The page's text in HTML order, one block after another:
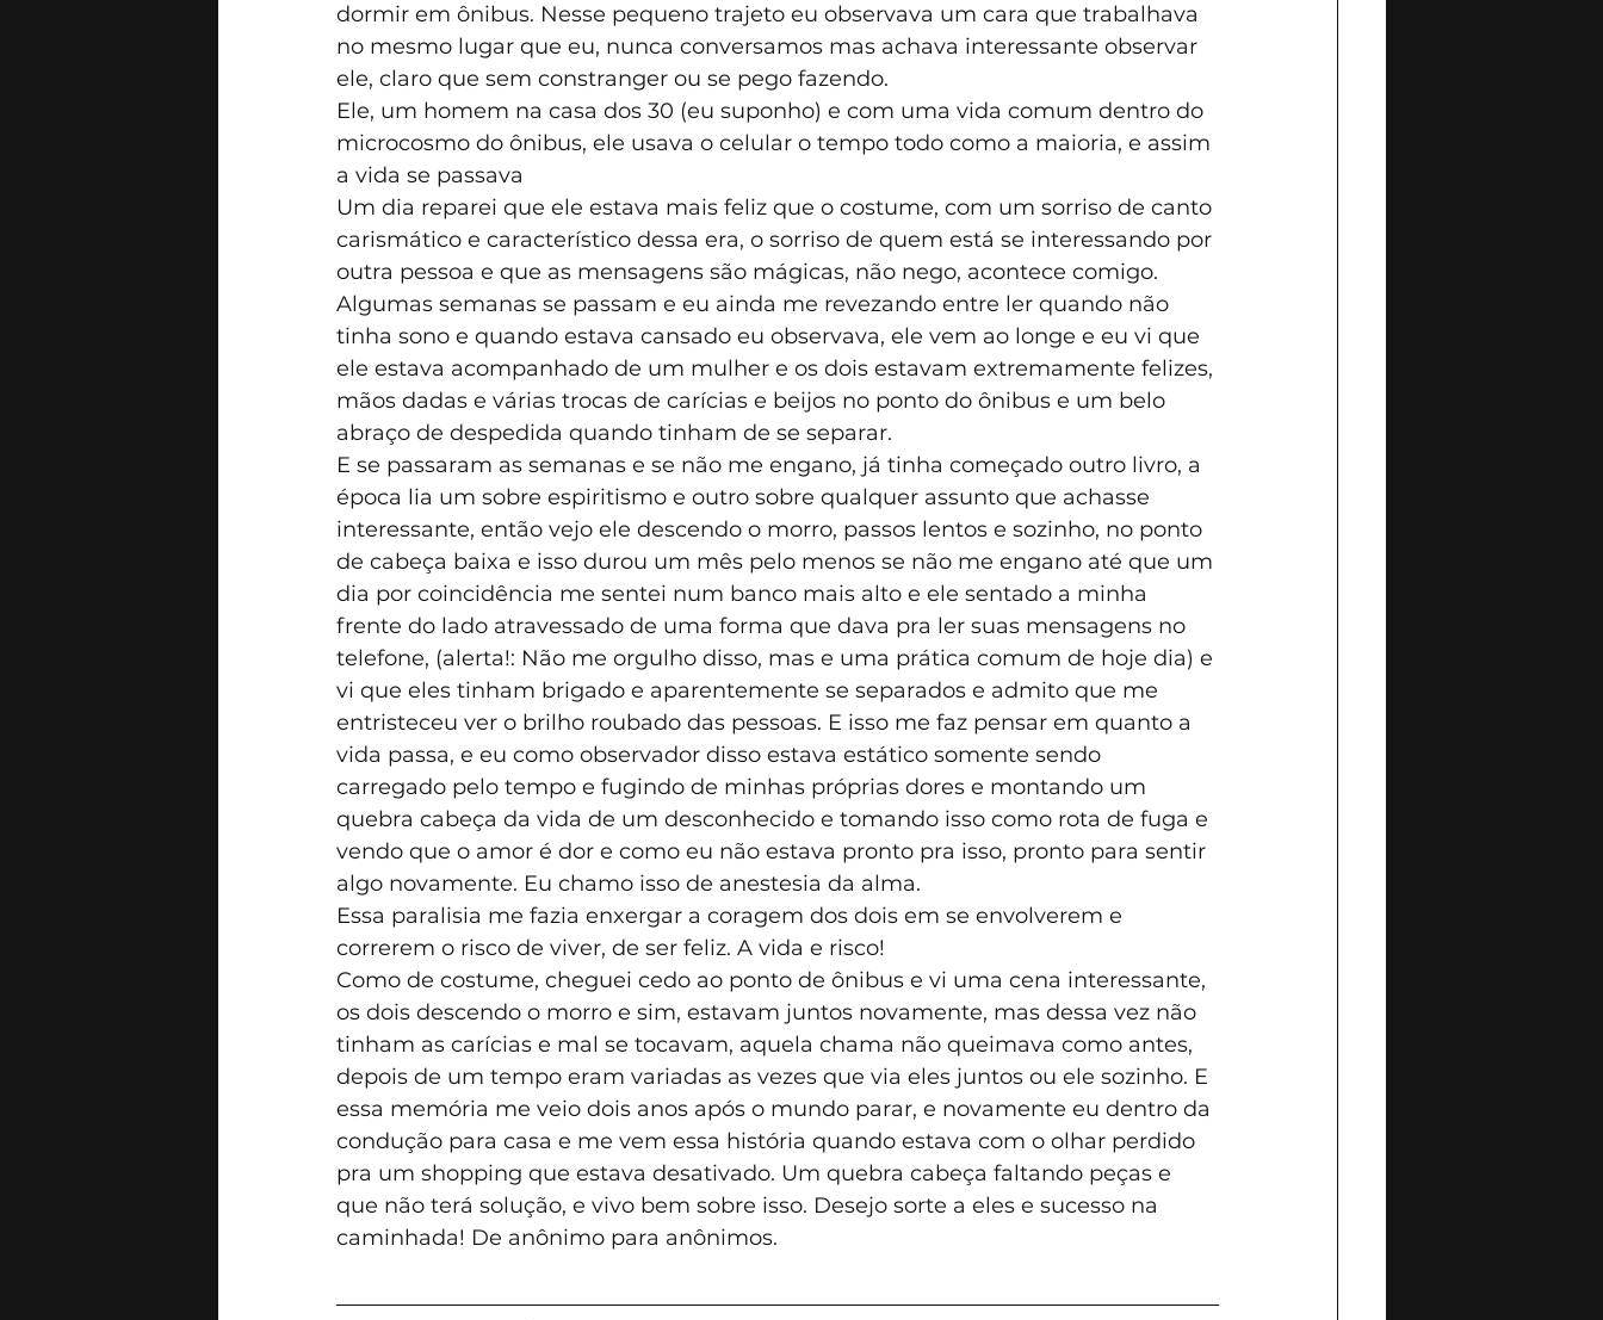
dormir em ônibus. Nesse pequeno trajeto eu observava um cara que trabalhava
no mesmo lugar que eu, nunca conversamos mas achava interessante observar
ele, claro que sem constranger ou se pego fazendo.
Ele, um homem na casa dos 30 (eu suponho) e com uma vida comum dentro do
microcosmo do ônibus, ele usava o celular o tempo todo como a maioria, e assim
a vida se passava
Um dia reparei que ele estava mais feliz que o costume, com um sorriso de canto
carismático e característico dessa era, o sorriso de quem está se interessando por
outra pessoa e que as mensagens são mágicas, não nego, acontece comigo.
Algumas semanas se passam e eu ainda me revezando entre ler quando não
tinha sono e quando estava cansado eu observava, ele vem ao longe e eu vi que
ele estava acompanhado de um mulher e os dois estavam extremamente felizes,
mãos dadas e várias trocas de carícias e beijos no ponto do ônibus e um belo
abraço de despedida quando tinham de se separar.
E se passaram as semanas e se não me engano, já tinha começado outro livro, a
época lia um sobre espiritismo e outro sobre qualquer assunto que achasse
interessante, então vejo ele descendo o morro, passos lentos e sozinho, no ponto
de cabeça baixa e isso durou um mês pelo menos se não me engano até que um
dia por coincidência me sentei num banco mais alto e ele sentado a minha
frente do lado atravessado de uma forma que dava pra ler suas mensagens no
telefone, (alerta!: Não me orgulho disso, mas e uma prática comum de hoje dia) e
vi que eles tinham brigado e aparentemente se separados e admito que me
entristeceu ver o brilho roubado das pessoas. E isso me faz pensar em quanto a
vida passa, e eu como observador disso estava estático somente sendo
carregado pelo tempo e fugindo de minhas próprias dores e montando um
quebra cabeça da vida de um desconhecido e tomando isso como rota de fuga e
vendo que o amor é dor e como eu não estava pronto pra isso, pronto para sentir
algo novamente. Eu chamo isso de anestesia da alma.
Essa paralisia me fazia enxergar a coragem dos dois em se envolverem e
correrem o risco de viver, de ser feliz. A vida e risco!
Como de costume, cheguei cedo ao ponto de ônibus e vi uma cena interessante,
os dois descendo o morro e sim, estavam juntos novamente, mas dessa vez não
tinham as carícias e mal se tocavam, aquela chama não queimava como antes,
depois de um tempo eram variadas as vezes que via eles juntos ou ele sozinho. E
essa memória me veio dois anos após o mundo parar, e novamente eu dentro da
condução para casa e me vem essa história quando estava com o olhar perdido
pra um shopping que estava desativado. Um quebra cabeça faltando peças e
que não terá solução, e vivo bem sobre isso. Desejo sorte a eles e sucesso na
caminhada! De anônimo para anônimos.